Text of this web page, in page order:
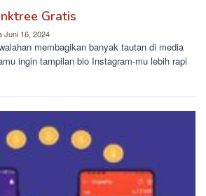
Gratis
Juni 16, 2024
membagikan banyak tautan di media
ingin tampilan bio Instagram-mu lebih rapi